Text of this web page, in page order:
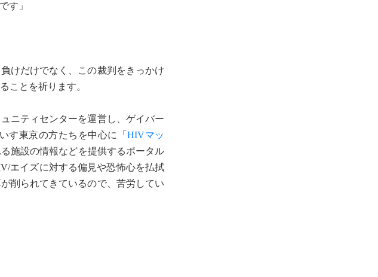
す」
けだけでなく、この裁判をきっかけ
ことを祈ります。
ニティセンターを運営し、ゲイバー
す東京の方たちを中心に「 HIVマッ
施設の情報などを提供するポータル
エイズに対する偏見や恐怖心を払拭
削られてきているので、苦労してい